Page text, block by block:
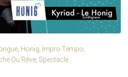
Honig Impro Tempo
Ou Rêve Spectacle